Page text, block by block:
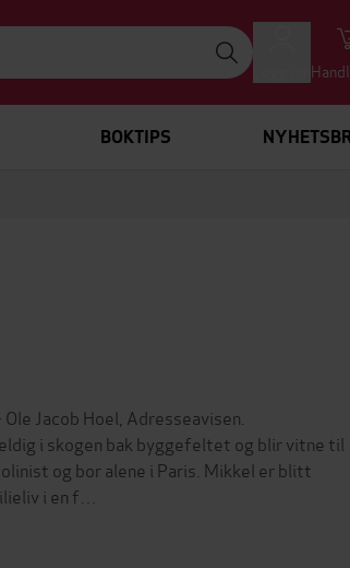
BOKTIPS
Jacob Hoel, Adresseavisen.
i skogen bak byggefeltet og blir vitne til
og bor alene i Paris. Mikkel er blitt
i en f…